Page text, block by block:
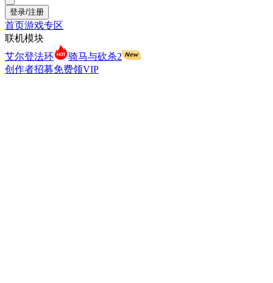
登录/注册
首页游戏专区
联机模块
艾尔登法环
骑马与砍杀2
创作者招募免费领VIP